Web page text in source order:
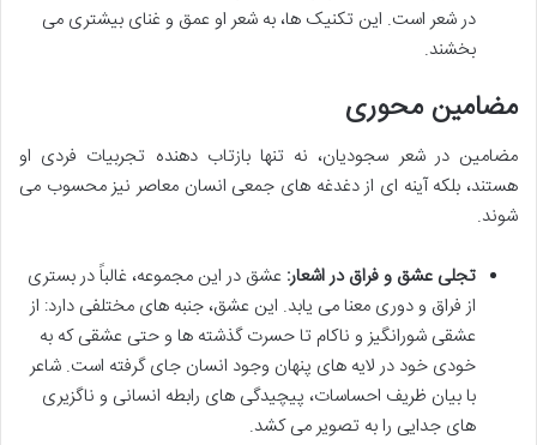
در شعر است. این تکنیک ها، به شعر او عمق و غنای بیشتری می
بخشند.
مضامین محوری
مضامین در شعر سجودیان، نه تنها بازتاب دهنده تجربیات فردی او
هستند، بلکه آینه ای از دغدغه های جمعی انسان معاصر نیز محسوب می
شوند.
تجلی عشق و فراق در اشعار: عشق در این مجموعه، غالباً در بستری
از فراق و دوری معنا می یابد. این عشق، جنبه های مختلفی دارد: از
عشقی شورانگیز و ناکام تا حسرت گذشته ها و حتی عشقی که به
خودی خود در لایه های پنهان وجود انسان جای گرفته است. شاعر
با بیان ظریف احساسات، پیچیدگی های رابطه انسانی و ناگزیری
های جدایی را به تصویر می کشد.